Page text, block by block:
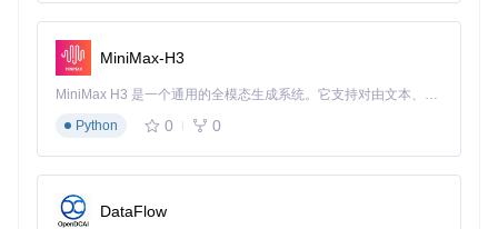
目标：减少更新对系统资源的占用
操作：进入"设置"→"高级选项"→"更新设置"→开启"低优先级
更新"→设置"更新时段"为夜间
预期效果
定的空闲时段自动完成。
解决方案
MiniMax-H3
MiniMax H3 是一个通用的全模态生成系统。它支持对由文本、图像、视频和音频组成的多模态上下文进行统一理解，并能生成分辨率高达 2K、时长可达 15 秒的带原生立体声音频的视频。得益于面向任务泛化的系统设计，H3 在预训练阶段就已具备广泛的多模态上下文理解与生成能力，能够出色地执行复杂的多模态指令。
Python
0 0
DataFlow